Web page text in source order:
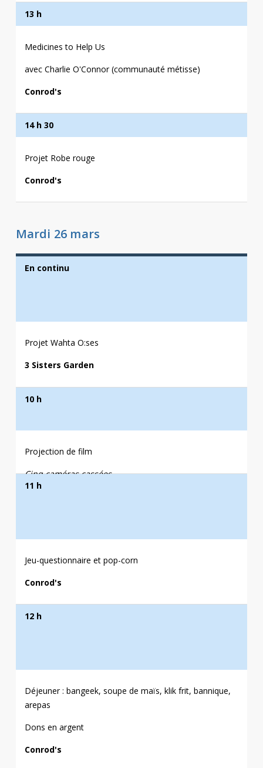
13 h
Medicines to Help Us
avec Charlie O'Connor (communauté métisse)
Conrod's
14 h 30
Projet Robe rouge
Conrod's
Mardi 26 mars
En continu
Projet Wahta O:ses
3 Sisters Garden
10 h
Projection de film
Cinq caméras cassées
11 h
Jeu-questionnaire et pop-corn
Conrod's
12 h
Déjeuner : bangeek, soupe de maïs, klik frit, bannique,
arepas
Dons en argent
Conrod's